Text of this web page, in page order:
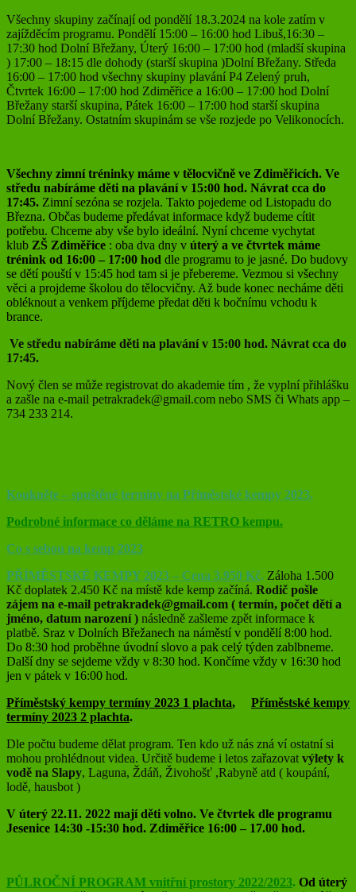
Všechny skupiny začínají od pondělí 18.3.2024 na kole zatím v
zajížděcím programu. Pondělí 15:00 – 16:00 hod Libuš,16:30 –
17:30 hod Dolní Břežany, Úterý 16:00 – 17:00 hod (mladší skupina
) 17:00 – 18:15 dle dohody (starší skupina )Dolní Břežany. Středa
16:00 – 17:00 hod všechny skupiny plavání P4 Zelený pruh,
Čtvrtek 16:00 – 17:00 hod Zdiměřice a 16:00 – 17:00 hod Dolní
Břežany starší skupina, Pátek 16:00 – 17:00 hod starší skupina
Dolní Břežany. Ostatním skupinám se vše rozjede po Velikonocích.
Všechny zimní tréninky máme v tělocvičně ve Zdiměřicích. Ve
středu nabíráme děti na plavání v 15:00 hod. Návrat cca do
17:45. Zimní sezóna se rozjela. Takto pojedeme od Listopadu do
Března. Občas budeme předávat informace když budeme cítit
potřebu. Chceme aby vše bylo ideální. Nyní chceme vychytat
klub ZŠ Zdiměřice : oba dva dny v úterý a ve čtvrtek máme
trénink od 16:00 – 17:00 hod dle programu to je jasné. Do budovy
se dětí pouští v 15:45 hod tam si je přebereme. Vezmou si všechny
věci a projdeme školou do tělocvičny. Až bude konec necháme děti
obléknout a venkem příjdeme předat děti k bočnímu vchodu k
brance.
Ve středu nabíráme děti na plavání v 15:00 hod. Návrat cca do
17:45.
Nový člen se může registrovat do akademie tím , že vyplní přihlášku
a zašle na e-mail petrakradek@gmail.com nebo SMS či Whats app –
734 233 214.
Koukněte – spuštěné termíny na Příměstské kempy 2023,
Podrobné informace co děláme na RETRO kempu.
Co s sebou na kemp 2023
PŘÍMĚSTSKÉ KEMPY 2023 – Cena 3.950 Kč. Záloha 1.500
Kč doplatek 2.450 Kč na místě kde kemp začíná. Rodič pošle
zájem na e-mail petrakradek@gmail.com ( termín, počet dětí a
jméno, datum narození ) následně zašleme zpět informace k
platbě. Sraz v Dolních Břežanech na náměstí v pondělí 8:00 hod.
Do 8:30 hod proběhne úvodní slovo a pak celý týden zablbneme.
Další dny se sejdeme vždy v 8:30 hod. Končíme vždy v 16:30 hod
jen v pátek v 16:00 hod.
Příměstský kempy termíny 2023 1 plachta,
Příměstské kempy
termíny 2023 2 plachta.
Dle počtu budeme dělat program. Ten kdo už nás zná ví ostatní si
mohou prohlédnout videa. Určitě budeme i letos zařazovat výlety k
vodě na Slapy, Laguna, Ždáň, Živohošť ,Rabyně atd ( koupání,
lodě, hausbot )
V úterý 22.11. 2022 mají děti volno. Ve čtvrtek dle programu
Jesenice 14:30 -15:30 hod. Zdiměřice 16:00 – 17.00 hod.
PŮLROČNÍ PROGRAM vnitřní prostory 2022/2023. Od úterý